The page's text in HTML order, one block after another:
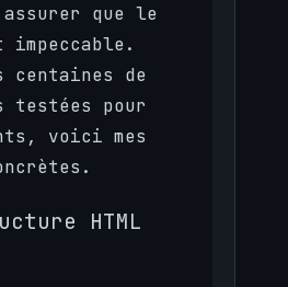
que le
impeccable.
centaines de
testées pour
voici mes
HTML